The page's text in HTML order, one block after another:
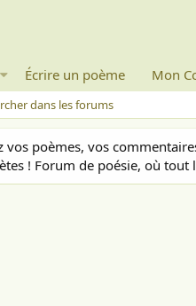
Écrire un poème Mon
dans les forums
vos poèmes, vos
! Forum de poésie, où